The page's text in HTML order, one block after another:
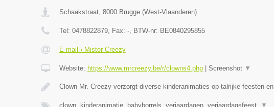
Schaakstraat, 8000 Brugge(West-Vlaanderen)
Tel: 0478822879, Fax: -, BTW-nr: BE0840295855
E-mail › Mister Creezy
Website: https://www.mrcreezy.be/r/clowns4.php| Screenshot ▼
Clown Mr. Creezy verzorgt diverse kinderanimaties op talrijke feesten en
clown, kinderanimatie, babyborrels, verjaardagen, verjaardagsfeest, ▼